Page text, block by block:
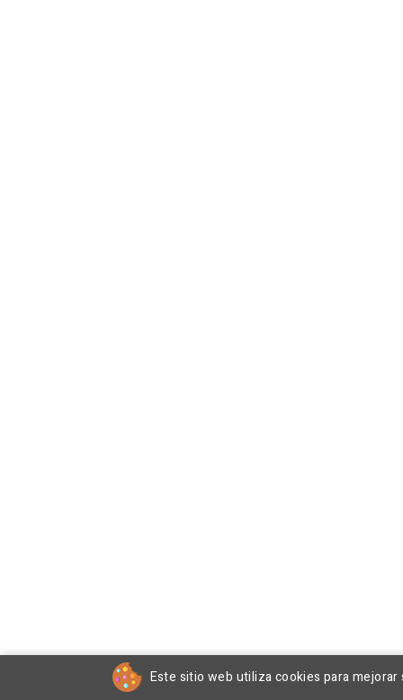
Este sitio web utiliza cookies para